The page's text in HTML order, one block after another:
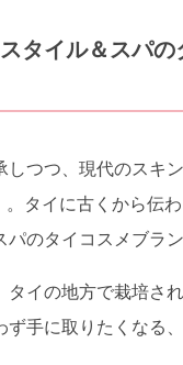
タイル＆スパ
つつ、現代のスキ
タイに古くから伝
のタイコスメブラン
イの地方で栽培さ
手に取りたくなる